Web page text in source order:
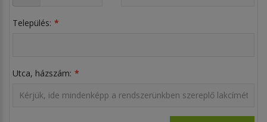
Település:
Utca, házszám: